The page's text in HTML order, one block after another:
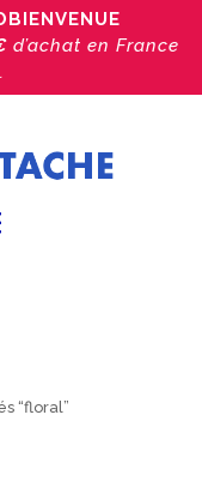
d’achat en France
“floral”